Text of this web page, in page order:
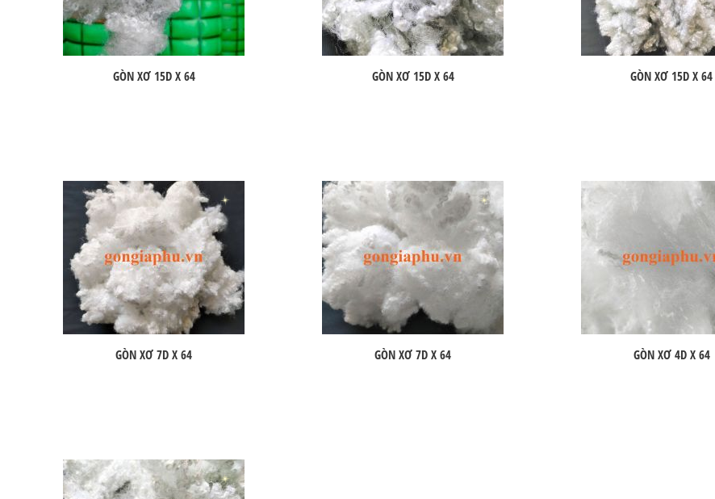
GÒN XƠ 15D X 64 GÒN XƠ 15D X 64 GÒN XƠ 15D X 64
GÒN XƠ 7D X 64 GÒN XƠ 7D X 64 GÒN XƠ 4D X 64